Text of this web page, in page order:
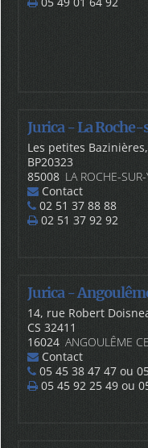
Jurica - La
Les petites
BP20323
85008 LA ROCHE-
Contact
02 51 37 88 88
02 51 37 92 92
Jurica -
14, rue Robert
CS 32411
16024 ANGOULÊME
Contact
05 45 38 47 47 ou
05 45 92 25 49 ou